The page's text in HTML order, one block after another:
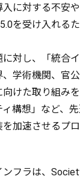
入 に対する不安や
を受け入れる
に対し、「統合
、学術機関、 官
向けた取り組みを
ィ構想 」など、
を加速させる プ
ンフラは、